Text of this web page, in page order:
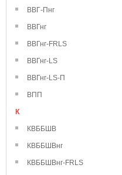
ВВГ-Пнг
ВВГнг
ВВГнг-FRLS
ВВГнг-LS
ВВГнг-LS-П
ВПП
К
КВББШВ
КВББШВнг
КВББШВнг-FRLS